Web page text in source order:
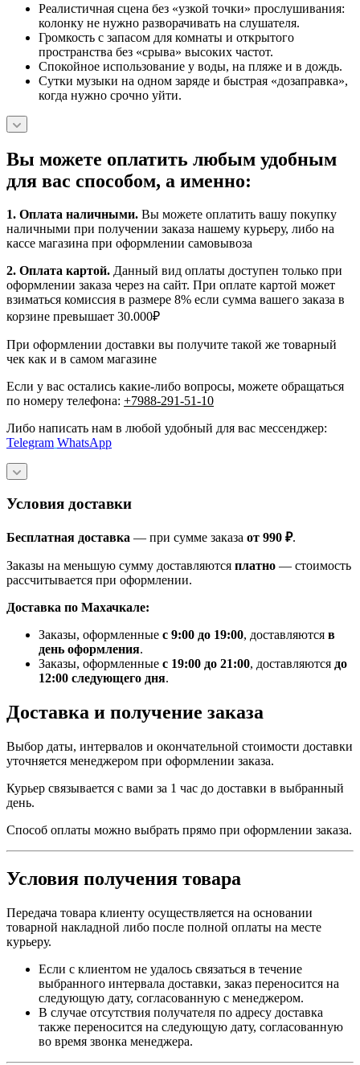
Реалистичная сцена без «узкой точки» прослушивания:
колонку не нужно разворачивать на слушателя.
Громкость с запасом для комнаты и открытого
пространства без «срыва» высоких частот.
Спокойное использование у воды, на пляже и в дождь.
Сутки музыки на одном заряде и быстрая «дозаправка»,
когда нужно срочно уйти.
Вы можете оплатить любым удобным
для вас способом, а именно:
1. Оплата наличными. Вы можете оплатить вашу покупку
наличными при получении заказа нашему курьеру, либо на
кассе магазина при оформлении самовывоза
2. Оплата картой. Данный вид оплаты доступен только при
оформлении заказа через на сайт. При оплате картой может
взиматься комиссия в размере 8% если сумма вашего заказа в
корзине превышает 30.000₽
При оформлении доставки вы получите такой же товарный
чек как и в самом магазине
Если у вас остались какие-либо вопросы, можете обращаться
по номеру телефона: +7988-291-51-10
Либо написать нам в любой удобный для вас мессенджер:
Telegram WhatsApp
Условия доставки
Бесплатная доставка — при сумме заказа от 990 ₽.
Заказы на меньшую сумму доставляются платно — стоимость
рассчитывается при оформлении.
Доставка по Махачкале:
Заказы, оформленные с 9:00 до 19:00, доставляются в
день оформления.
Заказы, оформленные с 19:00 до 21:00, доставляются до
12:00 следующего дня.
Доставка и получение заказа
Выбор даты, интервалов и окончательной стоимости доставки
уточняется менеджером при оформлении заказа.
Курьер связывается с вами за 1 час до доставки в выбранный
день.
Способ оплаты можно выбрать прямо при оформлении заказа.
Условия получения товара
Передача товара клиенту осуществляется на основании
товарной накладной либо после полной оплаты на месте
курьеру.
Если с клиентом не удалось связаться в течение
выбранного интервала доставки, заказ переносится на
следующую дату, согласованную с менеджером.
В случае отсутствия получателя по адресу доставка
также переносится на следующую дату, согласованную
во время звонка менеджера.